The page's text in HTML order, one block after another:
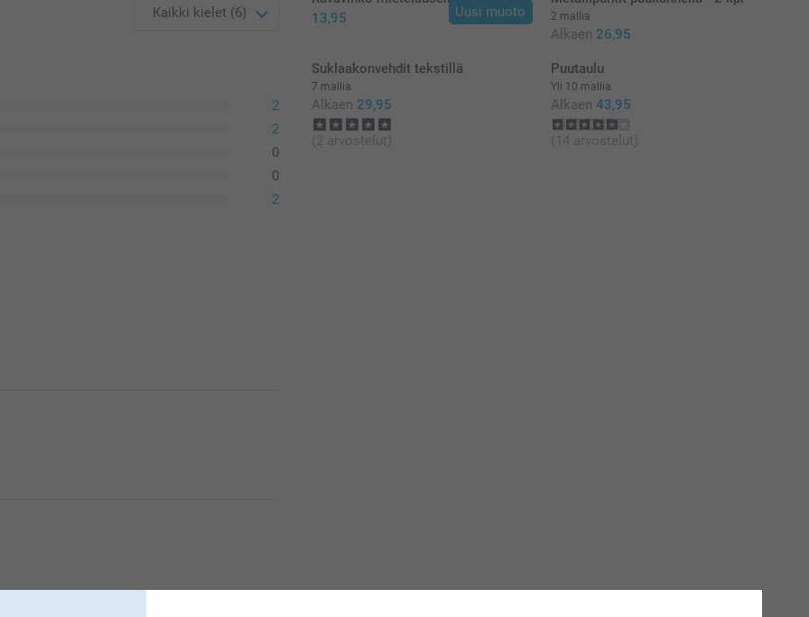
2
2
0
0
2
Uusi muoto
13,95
2 mallia
Alkaen 26,95
Suklaakonvehdit tekstillä
7 mallia
Alkaen 29,95
(2 arvostelut)
Puutaulu
Yli 10 mallia
Alkaen 43,95
(14 arvostelut)